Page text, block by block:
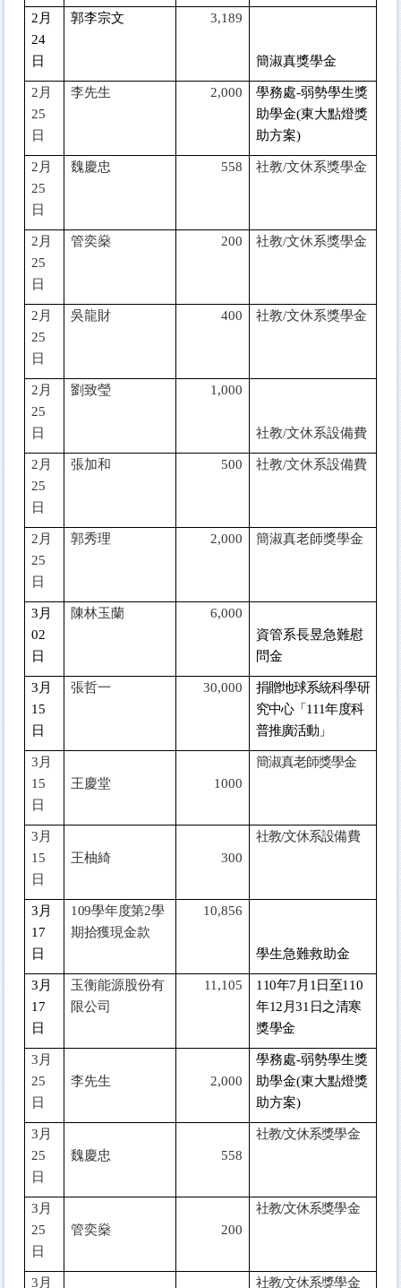
2 月
24
日
郭李宗文 3,189
簡淑真獎學金
2 月
25
日
李先生 2,000
學務處-弱勢學生獎
助學金(東大點燈獎
助方案)
2 月
25
日
魏慶忠 558 社教/文休系獎學金
2 月
25
日
管奕燊 200 社教/文休系獎學金
2 月
25
日
吳龍財 400 社教/文休系獎學金
2 月
25
日
劉致瑩 1,000
社教/文休系設備費
2 月
25
日
張加和 500 社教/文休系設備費
2 月
25
日
郭秀理 2,000 簡淑真老師獎學金
3 月
02
日
陳林玉蘭
6,000
資管系長昱急難慰
問金
3 月
15
日
張哲一 30,000
捐贈地球系統科學研
究中心「111年度科
普推廣活動」
3 月
15
日
王慶堂 1000
簡淑真老師獎學金
3 月
15
日
王柚綺 300
社教/文休系設備費
3 月
17
日
109學年度第2學
期拾獲現金款
10,856
學生急難救助金
3 月
17
日
玉衡能源股份有
限公司
11,105 110年7月1日至110
年12月31日之清寒
獎學金
3 月
25
日
李先生 2,000
學務處-弱勢學生獎
助學金(東大點燈獎
助方案)
3 月
25
日
魏慶忠 558
社教/文休系獎學金
3 月
25
日
管奕燊 200
社教/文休系獎學金
3 月 社教/文休系獎學金